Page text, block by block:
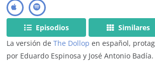
Episodios
Similares
La versión deThe Dollop en español,
por Eduardo Espinosa y José Antonio Badía.